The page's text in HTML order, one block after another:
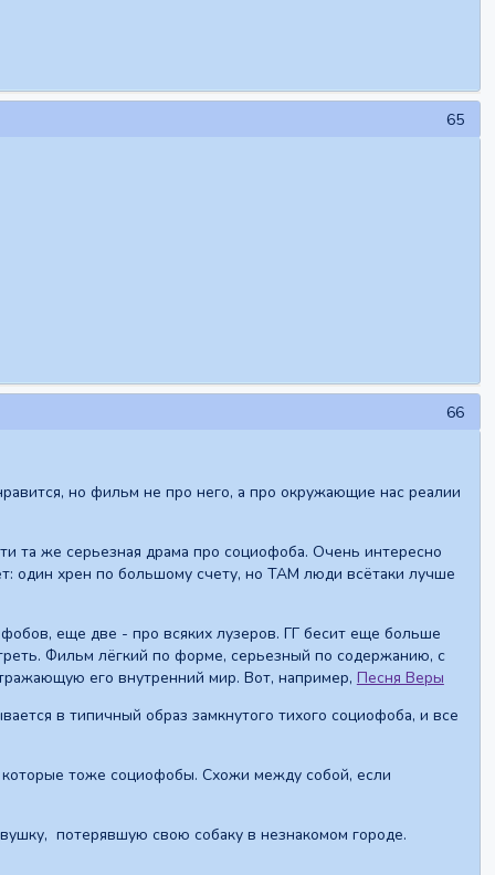
65
66
но фильм не про него, а про окружающие нас реалии
та же серьезная драма про социофоба. Очень интересно
один хрен по большому счету, но ТАМ люди всётаки лучше
еще две - про всяких лузеров. ГГ бесит еще больше
Фильм лёгкий по форме, серьезный по содержанию, с
его внутренний мир. Вот, например, Песня Веры
в типичный образ замкнутого тихого социофоба, и все
тоже социофобы. Схожи между собой, если
потерявшую свою собаку в незнакомом городе.